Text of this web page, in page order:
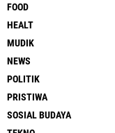
FOOD
HEALT
MUDIK
NEWS
POLITIK
PRISTIWA
SOSIAL BUDAYA